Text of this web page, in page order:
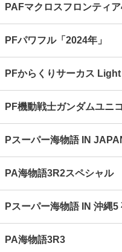
PAFマクロスフロンティ
PFパワフル「2024年」
PFからくりサーカス
PF機動戦士ガンダムユニ
Pスーパー海物語 IN
PA海物語3R2スペシャル
Pスーパー海物語 IN 沖縄5
PA海物語3R3